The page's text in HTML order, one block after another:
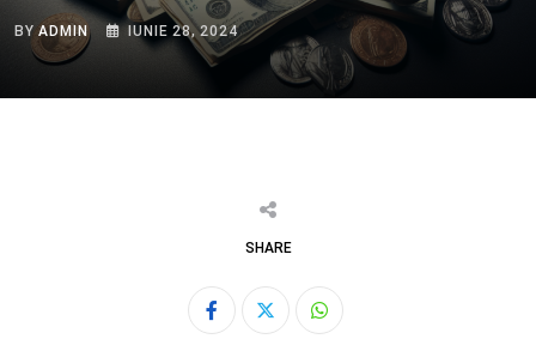
BYADMIN IUNIE 28, 2024
SHARE
Whatsapp